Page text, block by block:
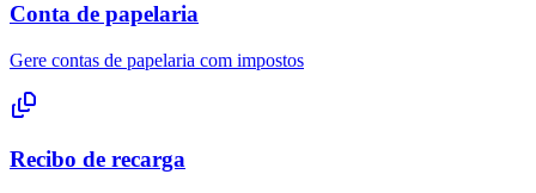
Conta de papelaria
Gere contas de papelaria com impostos
Recibo de recarga